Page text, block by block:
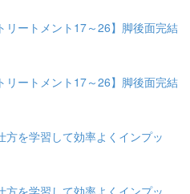
リートメント17～26】脚後面完結
リートメント17～26】脚後面完結
方を学習して効率よくインプッ
方を学習して効率よくインプッ